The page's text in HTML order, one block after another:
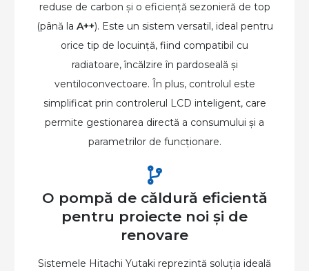
reduse de carbon și o eficiență sezonieră de top
(până la A++). Este un sistem versatil, ideal pentru
orice tip de locuință, fiind compatibil cu
radiatoare, încălzire în pardoseală și
ventiloconvectoare. În plus, controlul este
simplificat prin controlerul LCD inteligent, care
permite gestionarea directă a consumului și a
parametrilor de funcționare.
O pompă de căldură eficientă
pentru proiecte noi și de
renovare
Sistemele Hitachi Yutaki reprezintă soluția ideală